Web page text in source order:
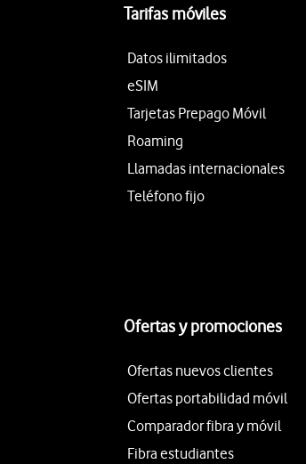
Tarifas móviles
Datos ilimitados
eSIM
Tarjetas Prepago Móvil
Roaming
Llamadas internacionales
Teléfono fijo
Ofertas y promociones
Ofertas nuevos clientes
Ofertas portabilidad móvil
Comparador fibra y móvil
Fibra estudiantes